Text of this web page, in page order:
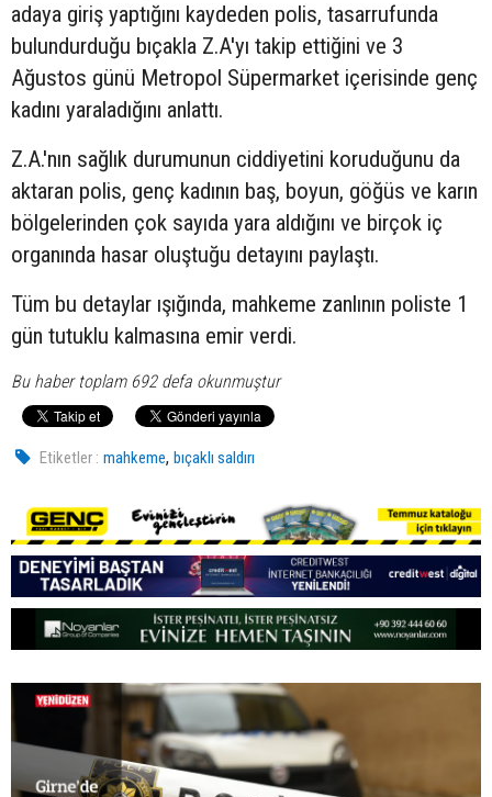
adaya giriş yaptığını kaydeden polis, tasarrufunda
bulundurduğu bıçakla Z.A'yı takip ettiğini ve 3
Ağustos günü Metropol Süpermarket içerisinde genç
kadını yaraladığını anlattı.
Z.A.'nın sağlık durumunun ciddiyetini koruduğunu da
aktaran polis, genç kadının baş, boyun, göğüs ve karın
bölgelerinden çok sayıda yara aldığını ve birçok iç
organında hasar oluştuğu detayını paylaştı.
Tüm bu detaylar ışığında, mahkeme zanlının poliste 1
gün tutuklu kalmasına emir verdi.
Bu haber toplam 692 defa okunmuştur
Etiketler : mahkeme,bıçaklı saldırı